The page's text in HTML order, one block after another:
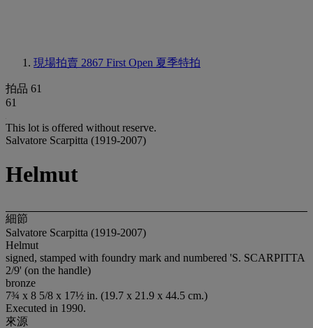
現場拍賣 2867 First Open 夏季特拍
拍品 61
61
This lot is offered without reserve.
Salvatore Scarpitta (1919-2007)
Helmut
細節
Salvatore Scarpitta (1919-2007)
Helmut
signed, stamped with foundry mark and numbered 'S. SCARPITTA
2/9' (on the handle)
bronze
7¾ x 8 5/8 x 17½ in. (19.7 x 21.9 x 44.5 cm.)
Executed in 1990.
來源